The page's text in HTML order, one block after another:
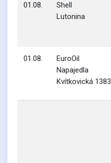
01.08.
Shell
Lutonina
01.08.
EuroOil
Napajedla
Kvítkovická 1383